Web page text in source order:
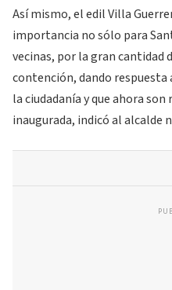
Así mismo, el edil Villa
importancia no sólo para
vecinas, por la gran cantidad
contención, dando
la ciudadanía y que ahora
inaugurada, indicó al alcalde